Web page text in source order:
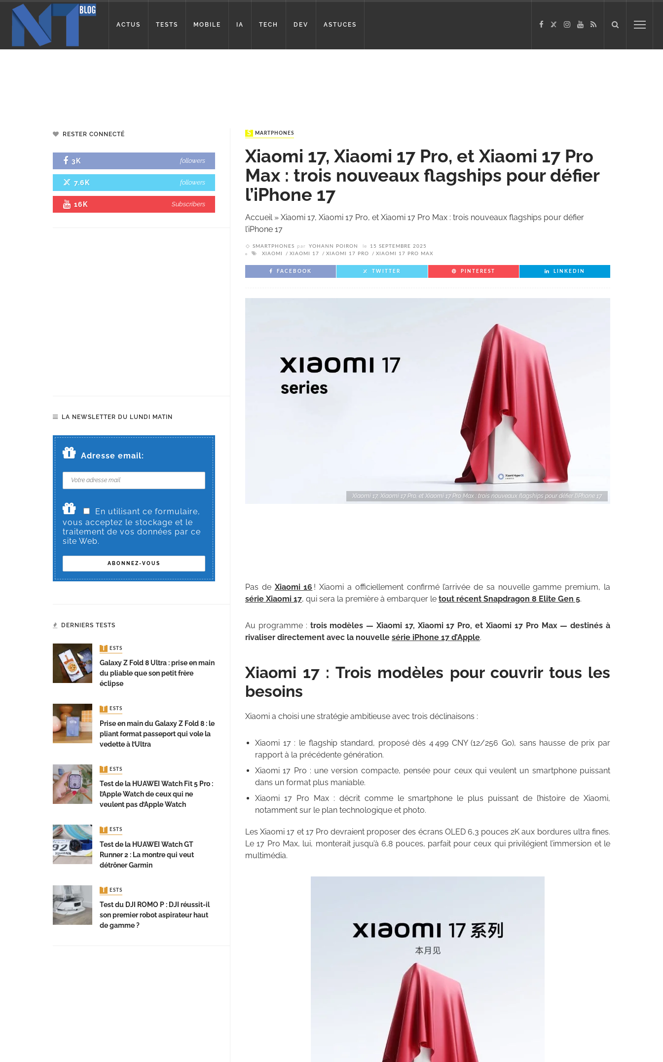
ACTUS TESTS MOBILE IA TECH DEV ASTUCES
SMARTPHONES
Xiaomi 17, Xiaomi 17 Pro, et Xiaomi 17 Pro
Max : trois nouveaux flagships pour défier
l’iPhone 17
Accueil» Xiaomi 17, Xiaomi 17 Pro, et Xiaomi 17 Pro Max : trois nouveaux flagships pour défier
l’iPhone 17
SMARTPHONES par YOHANN POIRON le
15 SEPTEMBRE 2025
XIAOMI
XIAOMI 17 XIAOMI 17 PRO XIAOMI 17 PRO MAX
FACEBOOK TWITTER PINTEREST LINKEDIN
Xiaomi 17, Xiaomi 17 Pro, et Xiaomi 17 Pro Max : trois nouveaux flagships pour défier l’iPhone 17
Pas de Xiaomi 16 ! Xiaomi a officiellement confirmé l’arrivée de sa nouvelle gamme premium, la
série Xiaomi 17, qui sera la première à embarquer le tout récent Snapdragon 8 Elite Gen 5.
Au programme : trois modèles — Xiaomi 17, Xiaomi 17 Pro, et Xiaomi 17 Pro Max — destinés à
rivaliser directement avec la nouvelle série iPhone 17 d’Apple.
Xiaomi 17 : Trois modèles pour couvrir tous les
besoins
Xiaomi a choisi une stratégie ambitieuse avec trois déclinaisons :
Xiaomi 17 : le flagship standard, proposé dès 4 499 CNY (12/256 Go), sans hausse de prix par
rapport à la précédente génération.
Xiaomi 17 Pro : une version compacte, pensée pour ceux qui veulent un smartphone puissant
dans un format plus maniable.
Xiaomi 17 Pro Max : décrit comme le smartphone le plus puissant de l’histoire de Xiaomi,
notamment sur le plan technologique et photo.
Les Xiaomi 17 et 17 Pro devraient proposer des écrans OLED 6,3 pouces 2K aux bordures ultra fines.
Le 17 Pro Max, lui, monterait jusqu’à 6,8 pouces, parfait pour ceux qui privilégient l’immersion et le
multimédia.
RESTER CONNECTÉ
3K followers
7.6K followers
16K Subscribers
LA NEWSLETTER DU LUNDI MATIN
Adresse email:
En utilisant ce formulaire,
vous acceptez le stockage et le
traitement de vos données par ce
site Web.
DERNIERS TESTS
TESTS
Galaxy Z Fold 8 Ultra : prise en main
du pliable que son petit frère
éclipse
TESTS
Prise en main du Galaxy Z Fold 8 : le
pliant format passeport qui vole la
vedette à l’Ultra
TESTS
Test de la HUAWEI Watch Fit 5 Pro :
l’Apple Watch de ceux qui ne
veulent pas d’Apple Watch
TESTS
Test de la HUAWEI Watch GT
Runner 2 : La montre qui veut
détrôner Garmin
TESTS
Test du DJI ROMO P : DJI réussit-il
son premier robot aspirateur haut
de gamme ?